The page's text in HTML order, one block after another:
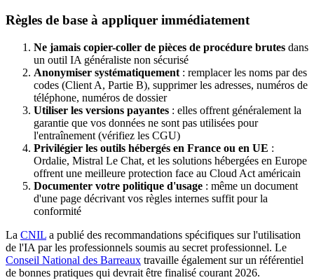
Règles de base à appliquer immédiatement
Ne jamais copier-coller de pièces de procédure brutes dans
un outil IA généraliste non sécurisé
Anonymiser systématiquement : remplacer les noms par des
codes (Client A, Partie B), supprimer les adresses, numéros de
téléphone, numéros de dossier
Utiliser les versions payantes : elles offrent généralement la
garantie que vos données ne sont pas utilisées pour
l'entraînement (vérifiez les CGU)
Privilégier les outils hébergés en France ou en UE :
Ordalie, Mistral Le Chat, et les solutions hébergées en Europe
offrent une meilleure protection face au Cloud Act américain
Documenter votre politique d'usage : même un document
d'une page décrivant vos règles internes suffit pour la
conformité
La CNIL a publié des recommandations spécifiques sur l'utilisation
de l'IA par les professionnels soumis au secret professionnel. Le
Conseil National des Barreaux travaille également sur un référentiel
de bonnes pratiques qui devrait être finalisé courant 2026.